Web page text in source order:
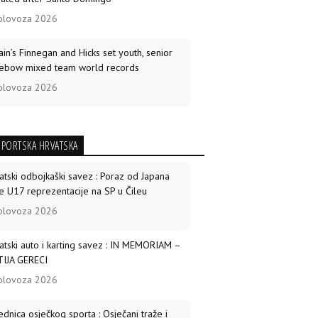
2026
Finnegan and Hicks set youth, senior
mixed team world records
2026
programme expands
2026
Lopez win compound golds as Mexico
2026
best archers at the 2026 African Archery
2026
HRVATSKA
odbojkaški savez : Poraz od Japana
U17 reprezentacije na SP u Čileu
2026
auto i karting savez : IN MEMORIAM –
GERECI
2026
osječkog sporta : Osječani traže i